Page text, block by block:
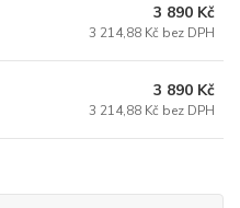
3 890 Kč
3 214,88 Kč bez DPH
3 890 Kč
3 214,88 Kč bez DPH